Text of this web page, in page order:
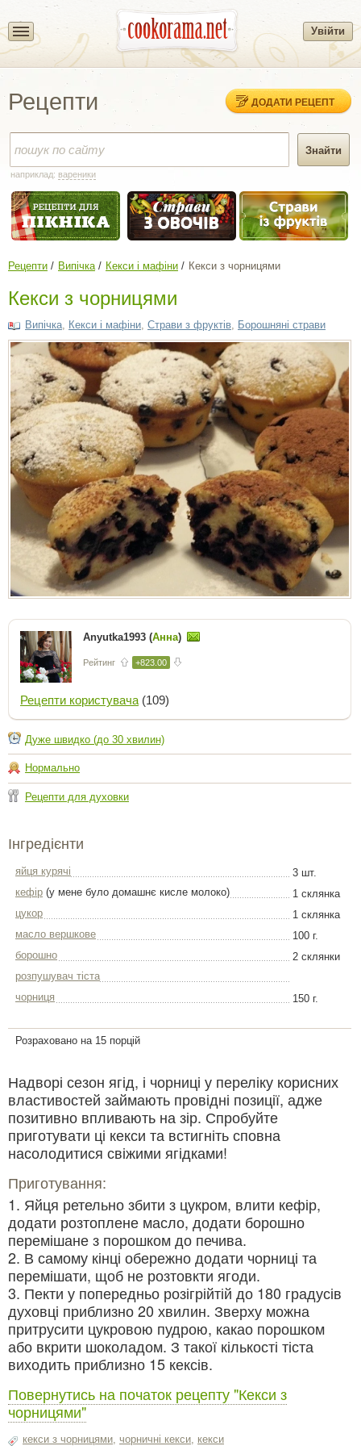
Увійти
Рецепти ДОДАТИ РЕЦЕПТ
наприклад: вареники
Рецепти Випічка Кекси і мафіни Кекси з чорницями
Кекси з чорницями
Випічка Кекси і мафіни Страви з фруктів Борошняні страви
Anyutka1993 (Анна)
Рейтинг +823.00
Рецепти користувача (109)
Дуже швидко (до 30 хвилин)
Нормально
Рецепти для духовки
Інгредієнти
яйця курячі
3 шт.
кефір (у мене було домашнє кисле молоко)
1 склянка
цукор
1 склянка
масло вершкове
100 г.
борошно
2 склянки
розпушувач тіста
чорниця
150 г.
Розраховано на 15 порцій
Надворі сезон ягід, і чорниці у переліку корисних
властивостей займають провідні позиції, адже
позитивно впливають на зір. Спробуйте
приготувати ці кекси та встигніть сповна
насолодитися свіжими ягідками!
Приготування:
1. Яйця ретельно збити з цукром, влити кефір,
додати розтоплене масло, додати борошно
перемішане з порошком до печива.
2. В самому кінці обережно додати чорниці та
перемішати, щоб не розтовкти ягоди.
3. Пекти у попередньо розігрійтій до 180 градусів
духовці приблизно 20 хвилин. Зверху можна
притрусити цукровою пудрою, какао порошком
або вкрити шоколадом. З такої кількості тіста
виходить приблизно 15 кексів.
Повернутись на початок рецепту "Кекси з
чорницями"
кекси з чорницями, чорничні кекси, кекси